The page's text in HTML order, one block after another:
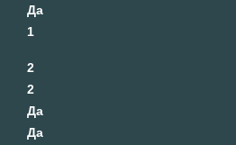
Да
1
2
2
Да
Да